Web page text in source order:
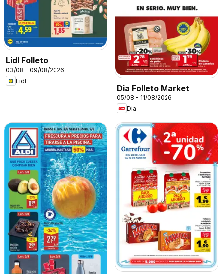
Lidl Folleto
03/08 - 09/08/2026
Lidl
Dia Folleto Market
05/08 - 11/08/2026
Dia